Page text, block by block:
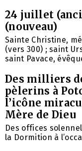
24 juillet
(nouveau)
Sainte Christine,
(vers 300) ; saint
saint Pavace,
Des milliers
pèlerins à
l’icône
Mère de Dieu
Des offices
la Dormition à